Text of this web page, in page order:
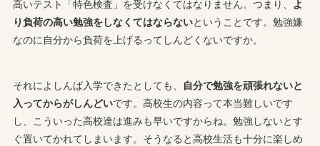
高いテスト「特色検査」を受けなくてはなりません。つまり、 よ
り負荷の高い勉強をしなくてはならないということです。勉強嫌
なのに自分から負荷を上げるってしんどくないですか。
それによしんば入学できたとしても、 自分で勉強を頑張れないと
入ってからがしんどいです。高校生の内容って本当難しいです
し、こういった高校達は進みも早いですからね。勉強しないとす
ぐ置いてかれてしまいます。そうなると高校生活も十分に楽しめ